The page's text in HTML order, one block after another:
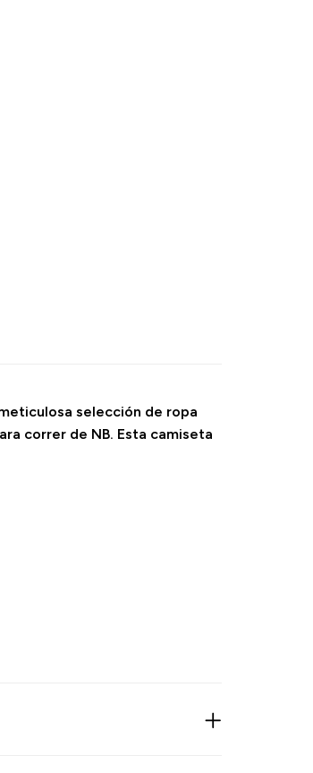
selección de ropa
correr de NB. Esta camiseta